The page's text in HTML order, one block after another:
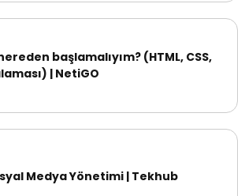
başlamalıyım? (HTML, CSS,
| NetiGO
Medya Yönetimi | Tekhub